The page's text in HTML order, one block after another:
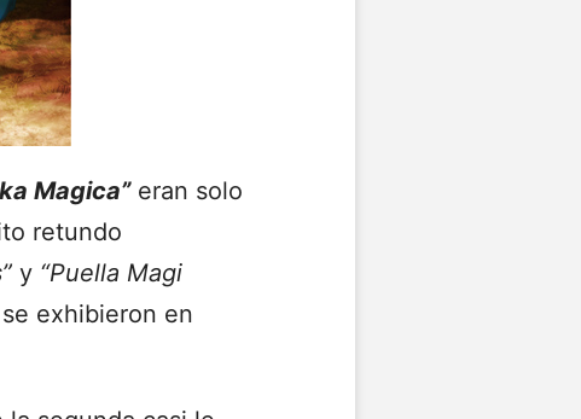
Magica”eran solo
retundo
y “Puella Magi
exhibieron en